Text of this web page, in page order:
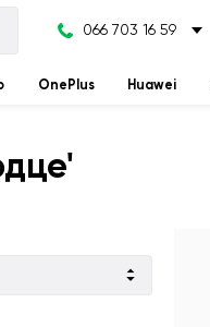
066 703 16 59
OnePlus Huawei